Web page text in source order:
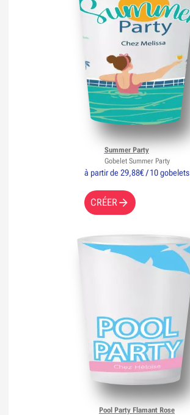
à partir de 29,88€ / 10 gobelets
CRÉER
Summer Party
Gobelet Summer Party
Pool Party Flamant Rose